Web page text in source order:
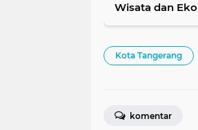
Wisata dan
Kota Tangerang
komentar